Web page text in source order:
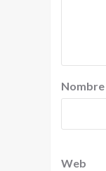
Nombre
Web